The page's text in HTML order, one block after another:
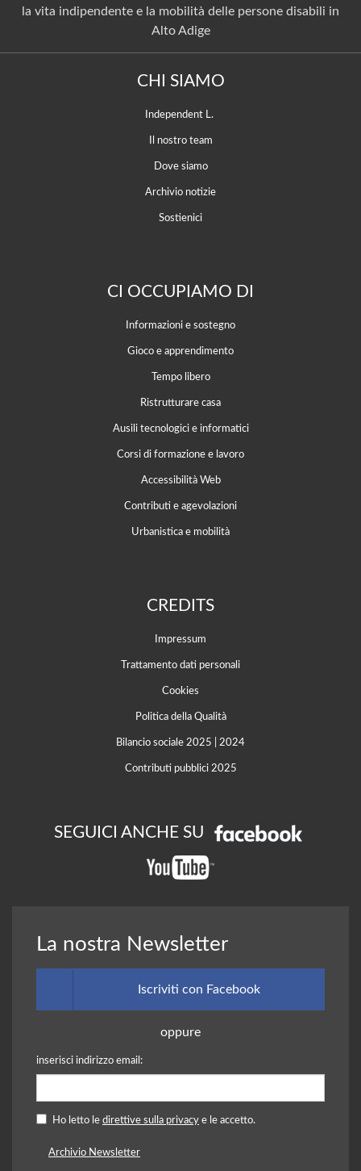
la vita indipendente e la mobilità delle persone disabili in
Alto Adige
CHI SIAMO
Independent L.
Il nostro team
Dove siamo
Archivio notizie
Sostienici
CI OCCUPIAMO DI
Informazioni e sostegno
Gioco e apprendimento
Tempo libero
Ristrutturare casa
Ausili tecnologici e informatici
Corsi di formazione e lavoro
Accessibilità Web
Contributi e agevolazioni
Urbanistica e mobilità
CREDITS
Impressum
Trattamento dati personali
Cookies
Politica della Qualità
Bilancio sociale 2025 2024
Contributi pubblici 2025
SEGUICI ANCHE SU
La nostra Newsletter
Iscriviti con Facebook
oppure
inserisci indirizzo email:
Ho letto le direttive sulla privacy e le accetto.
Archivio Newsletter